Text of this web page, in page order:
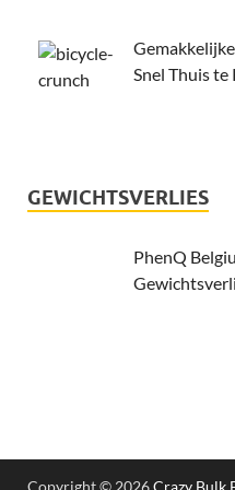
Snel Thuis te
GEWICHTSVERLIES
PhenQ
Copyright © 2026Crazy Bulk